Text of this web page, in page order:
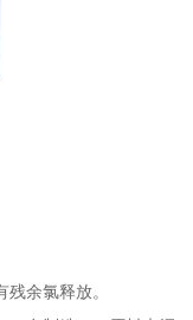
残余氯释放。